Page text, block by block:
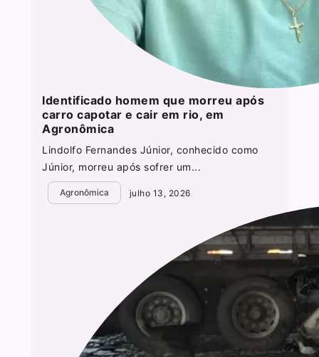
Identificado homem que morreu após
carro capotar e cair em rio, em
Agronômica
Lindolfo Fernandes Júnior, conhecido como
Júnior, morreu após sofrer um...
Agronômica julho 13, 2026